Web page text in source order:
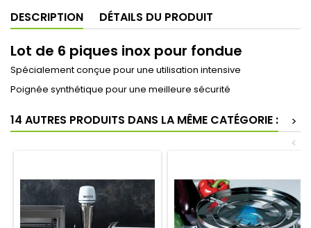
DESCRIPTION DÉTAILS DU PRODUIT
Lot de 6 piques inox pour fondue
Spécialement conçue pour une utilisation intensive
Poignée synthétique pour une meilleure sécurité
14 AUTRES PRODUITS DANS LA MÊME CATÉGORIE :
>
<